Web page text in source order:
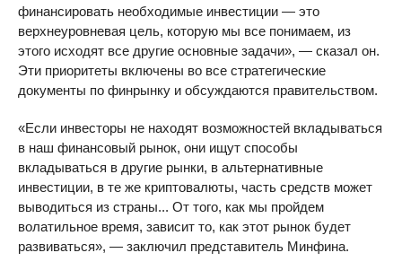
финансировать необходимые инвестиции — это
верхнеуровневая цель, которую мы все понимаем, из
этого исходят все другие основные задачи», — сказал он.
Эти приоритеты включены во все стратегические
документы по финрынку и обсуждаются правительством.
«Если инвесторы не находят возможностей вкладываться
в наш финансовый рынок, они ищут способы
вкладываться в другие рынки, в альтернативные
инвестиции, в те же криптовалюты, часть средств может
выводиться из страны... От того, как мы пройдем
волатильное время, зависит то, как этот рынок будет
развиваться», — заключил представитель Минфина.